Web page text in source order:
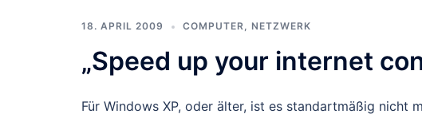
18. APRIL 2009 COMPUTER, NETZWERK
„Speed up your internet
Für Windows XP, oder älter, ist es standartmäßig nicht